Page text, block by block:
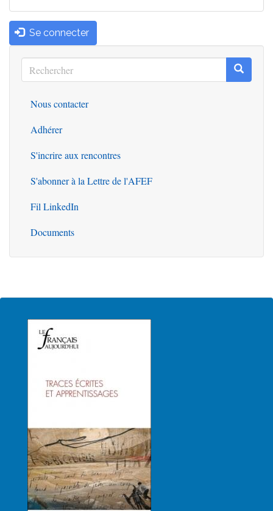
Se connecter
Rechercher
Rechercher
Outils
Nous contacter
Adhérer
S'incrire aux rencontres
S'abonner à la Lettre de l'AFEF
Fil LinkedIn
Documents